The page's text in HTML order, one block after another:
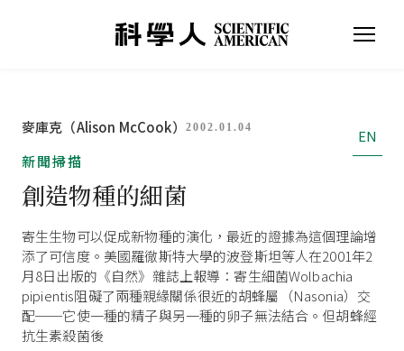
麥庫克（Alison McCook） 2002.01.04
EN
新聞掃描
創造物種的細菌
寄生生物可以促成新物種的演化，最近的證據為這個理論增
添了可信度。美國羅徹斯特大學的波登斯坦等人在2001年2
月8日出版的《自然》雜誌上報導：寄生細菌Wolbachia
pipientis阻礙了兩種親緣關係很近的胡蜂屬（Nasonia）交
配──它使一種的精子與另一種的卵子無法結合。但胡蜂經
抗生素殺菌後